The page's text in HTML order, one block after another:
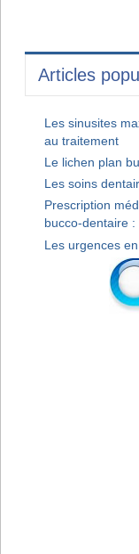
Articles
Les sinusites
au traitement
Le lichen plan
Les soins
Prescription
bucco-dentaire
Les urgences